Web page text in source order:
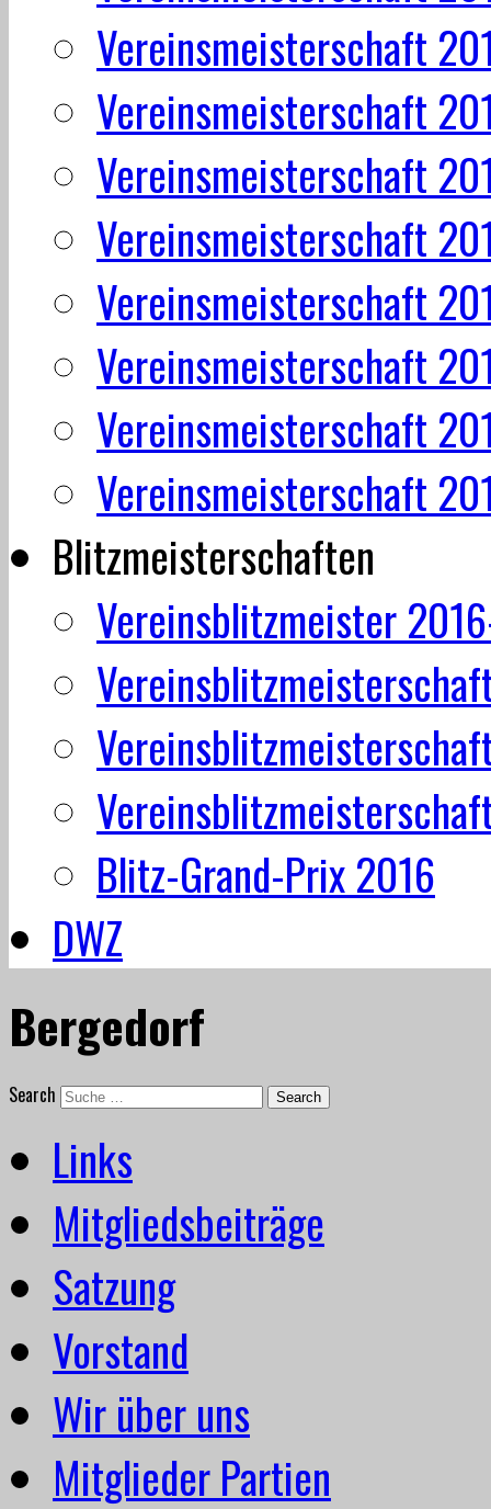
Vereinsmeisterschaft
Vereinsmeisterschaft
Vereinsmeisterschaft
Vereinsmeisterschaft
Vereinsmeisterschaft
Vereinsmeisterschaft
Vereinsmeisterschaft
Vereinsmeisterschaft
Blitzmeisterschaften
Vereinsblitzmeister
Blitz-Grand-Prix 2016
DWZ
Bergedorf
Search
Links
Mitgliedsbeiträge
Satzung
Vorstand
Wir über uns
Mitglieder Partien